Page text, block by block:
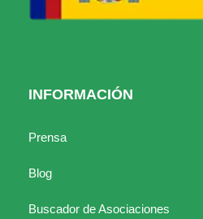
INFORMACIÓN
Prensa
Blog
Buscador de Asociaciones